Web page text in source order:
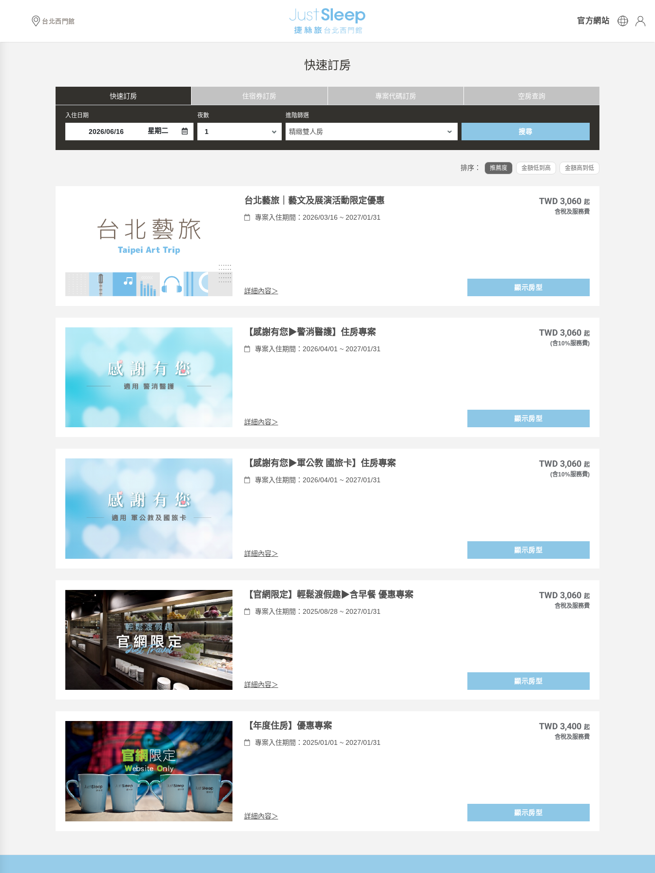
台北西門館 官方網站
快速訂房
快速訂房 住宿券訂房 專案代碼訂房 空房查詢
入住日期
星期二
夜數 進階篩選
精緻雙人房 搜尋
排序： 推薦度 金額低到高 金額高到低
台北藝旅｜藝文及展演活動限定優惠
專案入住期間：2026/03/16 ~ 2027/01/31
詳細內容＞
TWD 3,060 起
含稅及服務費
顯示房型
【感謝有您▶警消醫護】住房專案
專案入住期間：2026/04/01 ~ 2027/01/31
詳細內容＞
TWD 3,060 起
(含10%服務費)
顯示房型
【感謝有您▶軍公教 國旅卡】住房專案
專案入住期間：2026/04/01 ~ 2027/01/31
詳細內容＞
TWD 3,060 起
(含10%服務費)
顯示房型
【官網限定】輕鬆渡假趣▶含早餐 優惠專案
專案入住期間：2025/08/28 ~ 2027/01/31
詳細內容＞
TWD 3,060 起
含稅及服務費
顯示房型
【年度住房】優惠專案
專案入住期間：2025/01/01 ~ 2027/01/31
詳細內容＞
TWD 3,400 起
含稅及服務費
顯示房型